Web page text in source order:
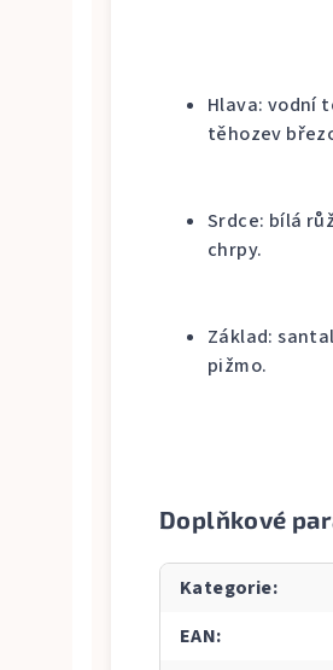
Hlava: vodní
těhozev
Srdce: bílá
chrpy.
Základ:
pižmo.
Doplňkové
Kategorie:
EAN: